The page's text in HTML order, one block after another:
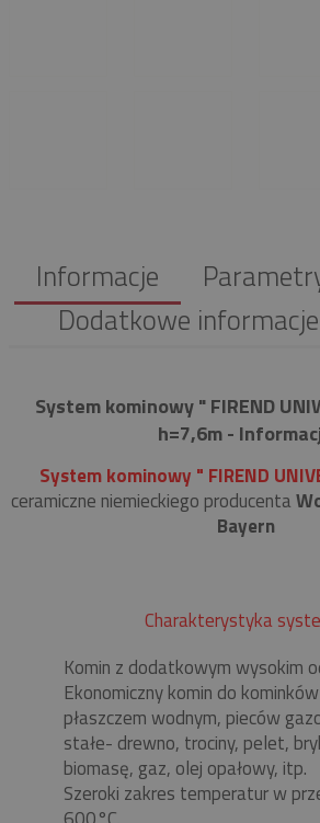
Informacje
Dodatkowe informacje
System kominowy " FIREND
h=7,6m -
System kominowy " FIREND
ceramiczne niemieckiego producenta
Bayern
Charakterystyka
Komin z dodatkowym wysokim
Ekonomiczny komin do
płaszczem wodnym, pieców
stałe- drewno, trociny, pelet,
biomasę, gaz, olej opałowy, itp.
Szeroki zakres temperatur w